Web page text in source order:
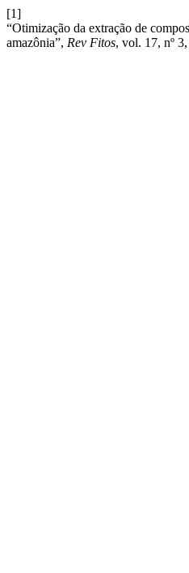
[1]
“Otimização da extração de
amazônia”, Rev Fitos, vol. 17, nº